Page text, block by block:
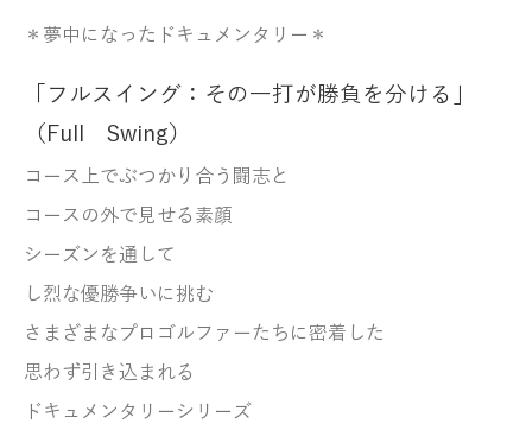
＊夢中になったドキュメンタリー＊
「フルスイング：その一打が勝負を分ける」
（Full Swing）
コース上でぶつかり合う闘志と
コースの外で見せる素顔
シーズンを通して
し烈な優勝争いに挑む
さまざまなプロゴルファーたちに密着した
思わず引き込まれる
ドキュメンタリーシリーズ